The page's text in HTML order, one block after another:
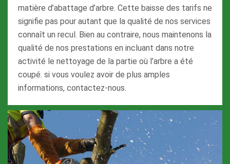
matière d’abattage d’arbre. Cette baisse des tarifs ne
signifie pas pour autant que la qualité de nos services
connaît un recul. Bien au contraire, nous maintenons la
qualité de nos prestations en incluant dans notre
activité le nettoyage de la partie où l’arbre a été
coupé. si vous voulez avoir de plus amples
informations, contactez-nous.